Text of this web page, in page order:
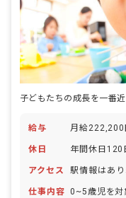
給与 月給
休日 年間休日120
アクセス 駅情報はあり
仕事内容 0~5歳児を対